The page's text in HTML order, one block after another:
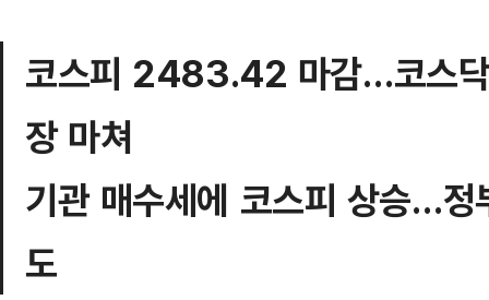
코스피 2483.42 마감…코스
장 마쳐
기관 매수세에 코스피 상승…
도